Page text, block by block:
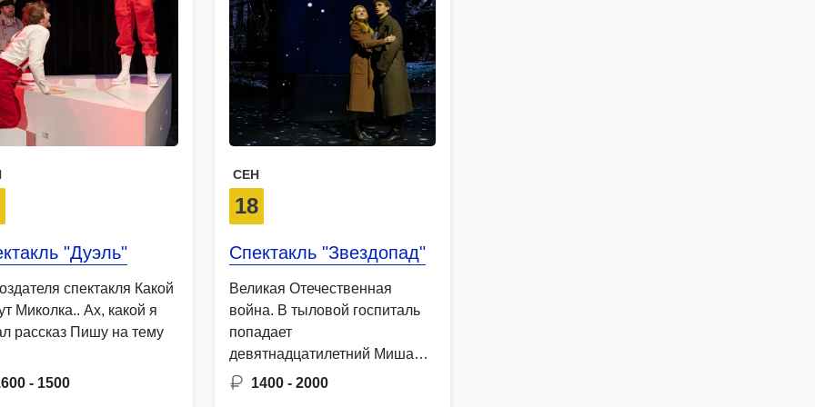
"Дуэль"
спектакля Какой
Миколка.. Ах, какой я
рассказ Пишу на тему
- 1500
СЕН
18
Спектакль "Звездопад"
Великая Отечественная
война. В тыловой госпиталь
попадает
девятнадцатилетний Миша
Ерофеев сибиряк,
1400 - 2000